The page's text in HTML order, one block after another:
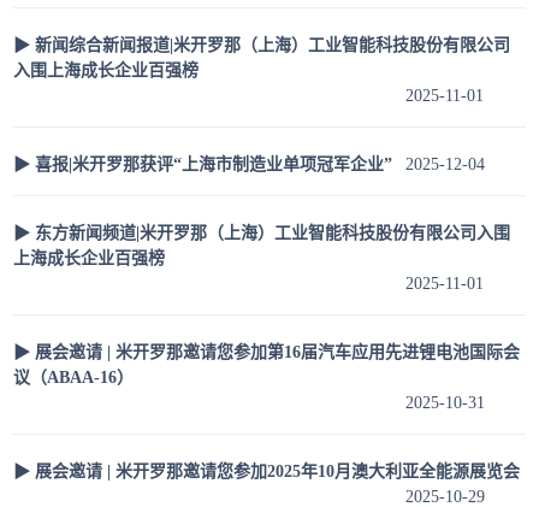
▶ 新闻综合新闻报道|米开罗那（上海）工业智能科技股份有限公司
入围上海成长企业百强榜
2025-11-01
▶ 喜报|米开罗那获评“上海市制造业单项冠军企业” 2025-12-04
▶ 东方新闻频道|米开罗那（上海）工业智能科技股份有限公司入围
上海成长企业百强榜
2025-11-01
▶ 展会邀请 | 米开罗那邀请您参加第16届汽车应用先进锂电池国际会
议（ABAA-16）
2025-10-31
▶ 展会邀请 | 米开罗那邀请您参加2025年10月澳大利亚全能源展览会
2025-10-29